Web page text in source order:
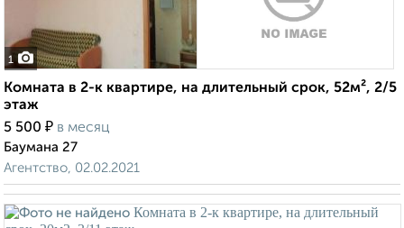
1
Комната в 2-к квартире, на длительный срок, 52м², 2/5
этаж
5 500 ₽ в месяц
Баумана 27
Агентство, 02.02.2021